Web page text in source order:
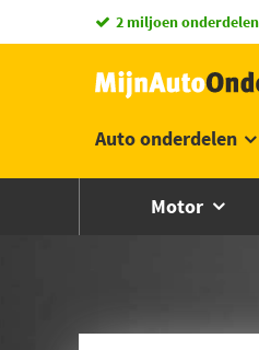
vandaag besteld,
Auto onderdelen
Motor